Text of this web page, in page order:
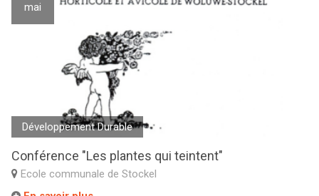
mai
Développement Durable
Conférence "Les plantes qui teintent"
Ecole communale de Stockel